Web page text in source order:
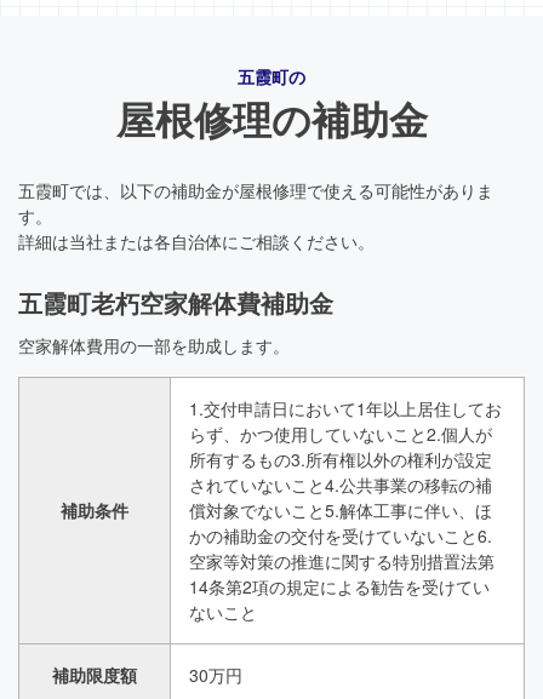
五霞町の
屋根修理の補助金
五霞町では、以下の補助金が屋根修理で使える可能性がありま
す。
詳細は当社または各自治体にご相談ください。
五霞町老朽空家解体費補助金
空家解体費用の一部を助成します。
補助条件
1.交付申請日において1年以上居住してお
らず、かつ使用していないこと2.個人が
所有するもの3.所有権以外の権利が設定
されていないこと4.公共事業の移転の補
償対象でないこと5.解体工事に伴い、ほ
かの補助金の交付を受けていないこと6.
空家等対策の推進に関する特別措置法第
14条第2項の規定による勧告を受けてい
ないこと
補助限度額 30万円